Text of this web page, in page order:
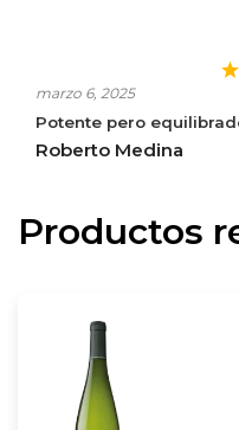
marzo 6, 2025
Potente pero
Roberto Medina
Productos